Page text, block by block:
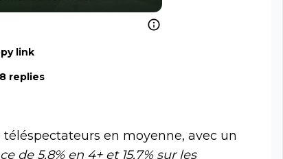
link
replies
en moyenne, avec un
de 5,8% en 4+ et 15,7% sur les